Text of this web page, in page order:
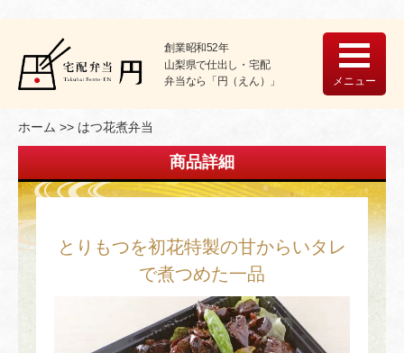
創業昭和52年
山梨県で仕出し・宅配
弁当なら「円（えん）」
メニュー
ホーム はつ花煮弁当
商品詳細
とりもつを初花特製の甘からいタレ
で煮つめた一品